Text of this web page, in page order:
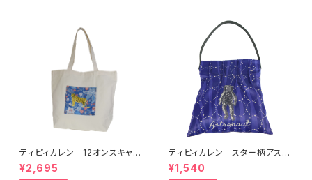
ティピィカレン 12オンスキャン
バスハワイアン柄ビッグマイバッ
グ
¥2,695
ティピィカレン スター柄アスト
ロクラウンプリントタックワンシ
ョルダーバッグ
¥1,540